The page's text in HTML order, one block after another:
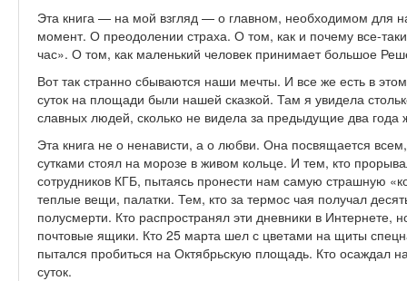
Эта книга — на мой взгляд — о главном, необходимом для
момент. О преодолении страха. О том, как и почему все-
час». О том, как маленький человек принимает большое
Вот так странно сбываются наши мечты. И все же есть в
суток на площади были нашей сказкой. Там я увидела
славных людей, сколько не видела за предыдущие два года
Эта книга не о ненависти, а о любви. Она посвящается
сутками стоял на морозе в живом кольце. И тем, кто
сотрудников КГБ, пытаясь пронести нам самую страшную
теплые вещи, палатки. Тем, кто за термос чая получал
полусмерти. Кто распространял эти дневники в Интернете,
почтовые ящики. Кто 25 марта шел с цветами на щиты
пытался пробиться на Октябрьскую площадь. Кто осаждал
суток.